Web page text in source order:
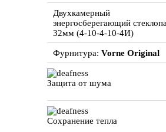
Двухкамерный
энергосберегающий
32мм (4-10-4-10-4И)
Фурнитура: Vorne Original
Защита от шума
Сохранение тепла